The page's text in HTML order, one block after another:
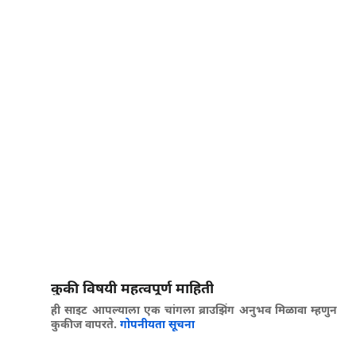
कुकी विषयी महत्वपूर्ण माहिती
ही साइट आपल्याला एक चांगला ब्राउझिंग अनुभव मिळावा म्हणुन
कुकीज वापरते. गोपनीयता सूचना